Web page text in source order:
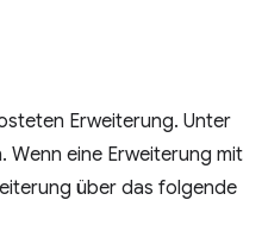
Erweiterung. Unter
Wenn eine Erweiterung mit
über das folgende